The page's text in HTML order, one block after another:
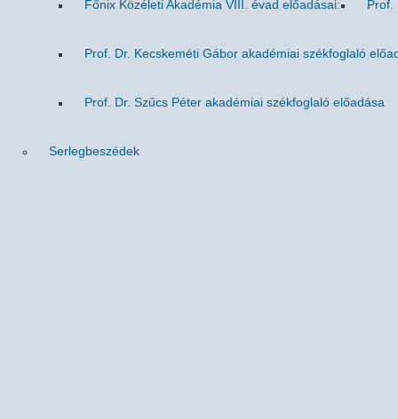
Főnix Közéleti Akadémia VIII. évad előadásai: Prof.
Prof. Dr. Kecskeméti Gábor akadémiai székfoglaló
Prof. Dr. Szűcs Péter akadémiai székfoglaló előadása
Serlegbeszédek